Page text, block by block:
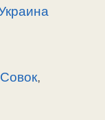
Совок,